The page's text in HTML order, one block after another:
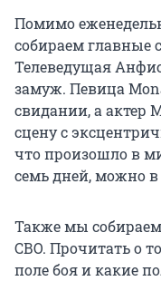
Помимо
собираем главные
Телеведущая
замуж. Певица
свидании, а актер
сцену с
что произошло в
семь дней, можно
Также мы
СВО. Прочитать о
поле боя и какие